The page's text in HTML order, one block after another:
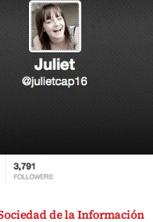
de la Información